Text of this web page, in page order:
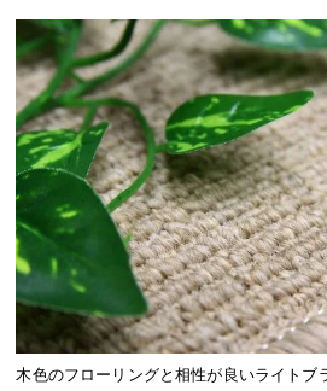
木色のフローリングと相性が良いライトブ